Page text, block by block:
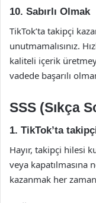
10. Sabırlı Olmak
TikTok’ta takipçi
unutmamalısınız.
kaliteli içerik
vadede başarılı
SSS (Sıkça
1. TikTok’ta
Hayır, takipçi hilesi
veya
kazanmak her